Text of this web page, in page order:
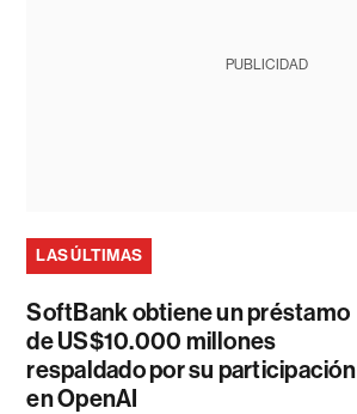
PUBLICIDAD
LAS ÚLTIMAS
SoftBank obtiene un préstamo
de US$10.000 millones
respaldado por su participación
en OpenAI